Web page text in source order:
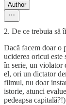
Author
2. De ce trebuia să
Dacă facem doar o
uciderea oricui este
în serie, un violator
el, ori un dictator
filmul, nu doar
istorie, atunci
pedeapsa capitală?!)